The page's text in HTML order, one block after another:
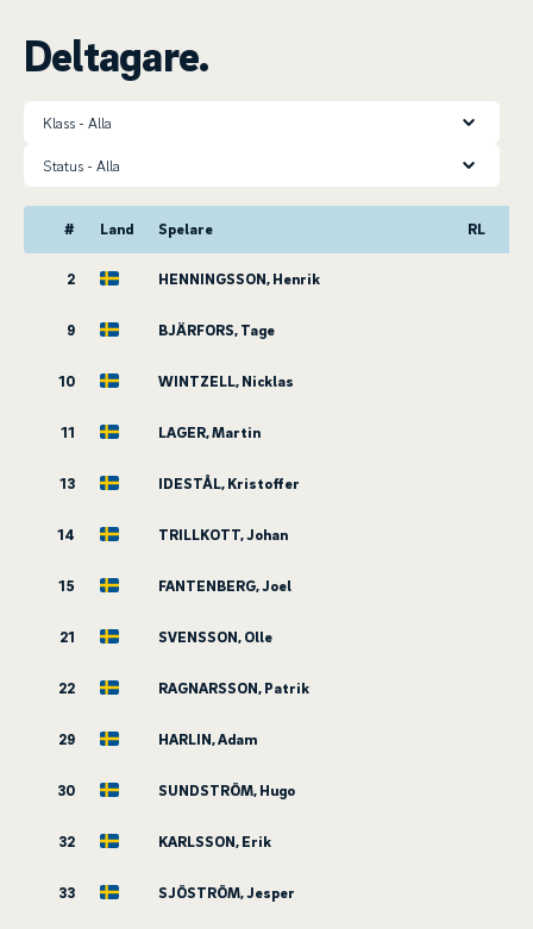
Deltagare.
Klass
Status
# Land Spelare RL
2 HENNINGSSON, Henrik
9 BJÄRFORS, Tage
10 WINTZELL, Nicklas
11 LAGER, Martin
13 IDESTÅL, Kristoffer
14 TRILLKOTT, Johan
15 FANTENBERG, Joel
21 SVENSSON, Olle
22 RAGNARSSON, Patrik
29 HARLIN, Adam
30 SUNDSTRÖM, Hugo
32 KARLSSON, Erik
33 SJÖSTRÖM, Jesper